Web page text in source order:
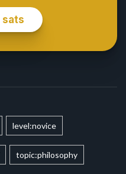
level:novice
topic:philosophy